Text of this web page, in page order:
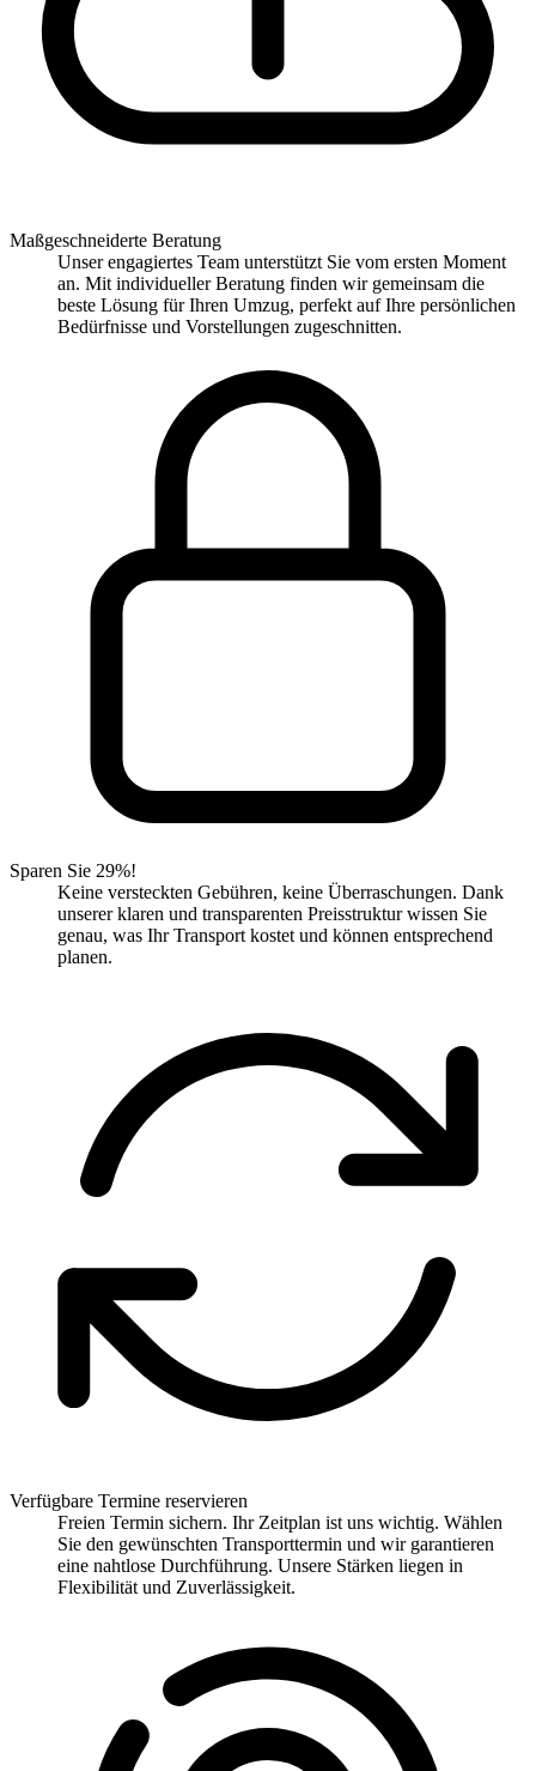
Maßgeschneiderte Beratung
Unser engagiertes Team unterstützt Sie vom ersten Moment
an. Mit individueller Beratung finden wir gemeinsam die
beste Lösung für Ihren Umzug, perfekt auf Ihre persönlichen
Bedürfnisse und Vorstellungen zugeschnitten.
Sparen Sie 29%!
Keine versteckten Gebühren, keine Überraschungen. Dank
unserer klaren und transparenten Preisstruktur wissen Sie
genau, was Ihr Transport kostet und können entsprechend
planen.
Verfügbare Termine reservieren
Freien Termin sichern. Ihr Zeitplan ist uns wichtig. Wählen
Sie den gewünschten Transporttermin und wir garantieren
eine nahtlose Durchführung. Unsere Stärken liegen in
Flexibilität und Zuverlässigkeit.